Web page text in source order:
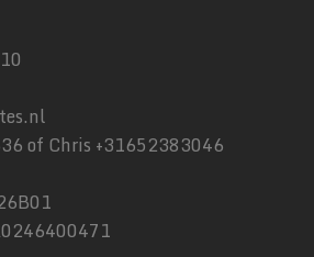
of Chris +31652383046